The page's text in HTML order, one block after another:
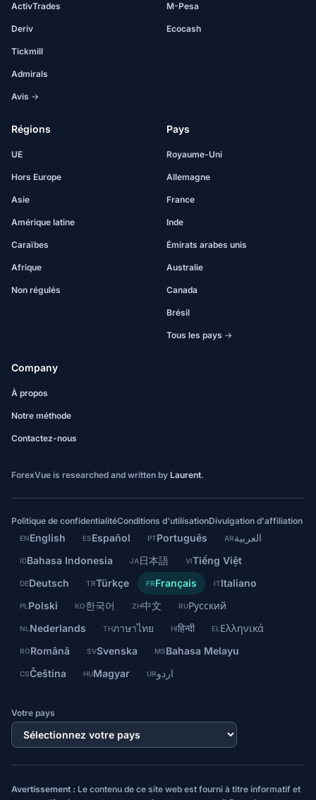
ActivTrades
Deriv
Tickmill
Admirals
Avis →
M-Pesa
Ecocash
Régions
UE
Hors Europe
Asie
Amérique latine
Caraïbes
Afrique
Non régulés
Pays
Royaume-Uni
Allemagne
France
Inde
Émirats arabes unis
Australie
Canada
Brésil
Tous les pays →
Company
À propos
Notre méthode
Contactez-nous
ForexVue is researched and written by Laurent.
Politique de confidentialitéConditions d'utilisationDivulgation d'affiliation
ENEnglish ESEspañol PTPortuguês ARالعربية
IDBahasa Indonesia JA日本語 VITiếng Việt
DEDeutsch TRTürkçe FRFrançais ITItaliano
PL Polski KO한국어 ZH中文 RUРусский
NL Nederlands THภาษาไทย HIहिन्दी EL Ελληνικά
RORomână SVSvenska MSBahasa Melayu
CSČeština HUMagyar URاردو
Votre pays
Avertissement : Le contenu de ce site web est fourni à titre informatif et